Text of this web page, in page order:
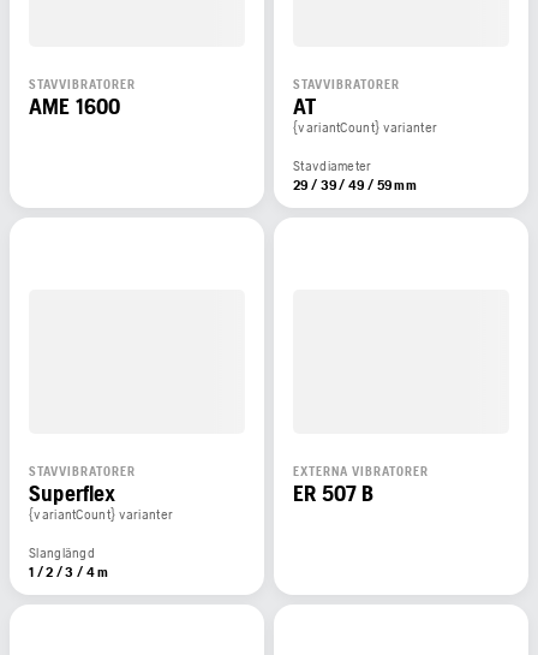
STAVVIBRATORER
AME 1600
STAVVIBRATORER
AT
{variantCount} varianter
Stavdiameter
29 / 39 / 49 / 59 mm
STAVVIBRATORER
Superflex
{variantCount} varianter
Slanglängd
1 / 2 / 3 / 4 m
EXTERNA VIBRATORER
ER 507 B